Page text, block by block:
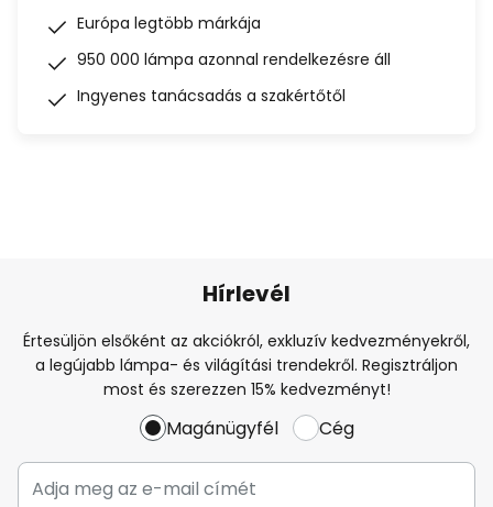
Európa legtöbb márkája
950 000 lámpa azonnal rendelkezésre áll
Ingyenes tanácsadás a szakértőtől
Hírlevél
Értesüljön elsőként az akciókról, exkluzív kedvezményekről,
a legújabb lámpa- és világítási trendekről. Regisztráljon
most és szerezzen 15% kedvezményt!
Magánügyfél Cég